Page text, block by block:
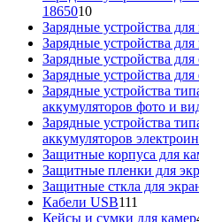
186501010
товаров
Зарядные устройства для
Зарядные устройства
Зарядные устройства
Зарядные устройства
Зарядные устройства
аккумуляторов фото и
Зарядные устройства
аккумуляторов
Защитные корпуса для
Защитные пленки для
Защитные сткла для
Кабели USB111
товаров
Кейсы и сумки для камер